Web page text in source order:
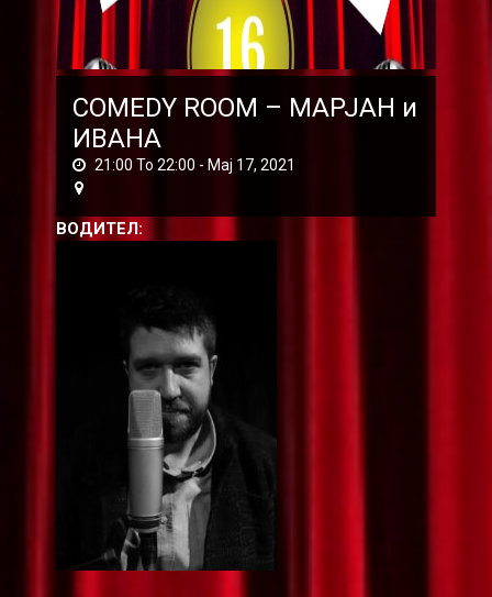
COMEDY ROOM – МАРЈАН и
ИВАНА
21:00 To 22:00 - Мај 17, 2021
ВОДИТЕЛ: